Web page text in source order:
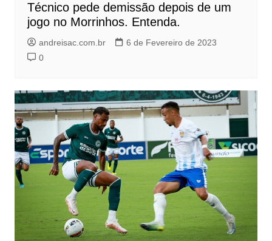
Técnico pede demissão depois de um
jogo no Morrinhos. Entenda.
andreisac.com.br
6 de Fevereiro de 2023
0